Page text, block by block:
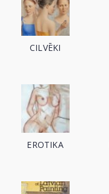
CILVĒKI
EROTIKA